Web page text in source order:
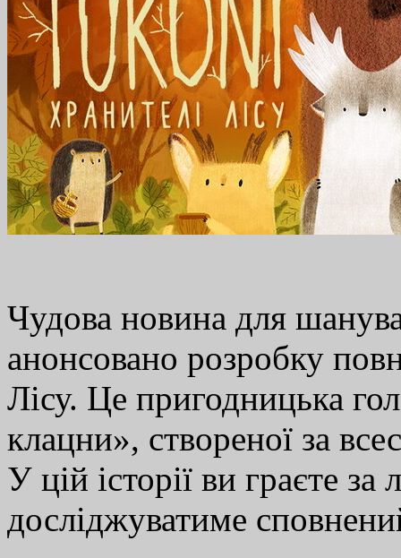
Чудова новина для
анонсовано розробку
Лісу. Це пригодницька
клацни», створеної за
У цій історії ви граєте
досліджуватиме